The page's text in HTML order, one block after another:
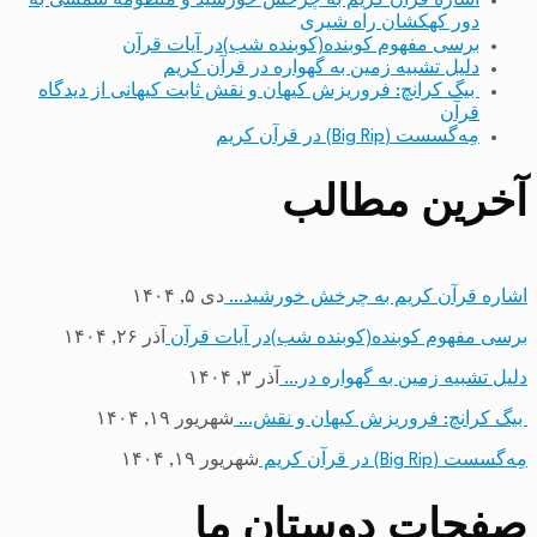
دور کهکشان راه شیری
برسی مفهوم کوبنده(کوبنده شب)در آیات قرآن
دلیل تشبیه زمین به گهواره در قرآن کریم
بیگ کرانچ: فروریزش کیهان و نقش ثابت کیهانی از دیدگاه
قرآن
مِه‌گسست (Big Rip) در قرآن کریم
آخرین مطالب
اشاره قرآن کریم به چرخش خورشید… دی ۵, ۱۴۰۴
برسی مفهوم کوبنده(کوبنده شب)در آیات قرآن آذر ۲۶, ۱۴۰۴
دلیل تشبیه زمین به گهواره در… آذر ۳, ۱۴۰۴
بیگ کرانچ: فروریزش کیهان و نقش… شهریور ۱۹, ۱۴۰۴
مِه‌گسست (Big Rip) در قرآن کریم شهریور ۱۹, ۱۴۰۴
صفحات دوستان ما